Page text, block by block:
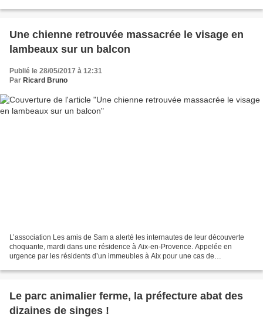
Une chienne retrouvée massacrée le visage en
lambeaux sur un balcon
Publié le 28/05/2017 à 12:31
Par Ricard Bruno
L’association Les amis de Sam a alerté les internautes de leur découverte
choquante, mardi dans une résidence à Aix-en-Provence. Appelée en
urgence par les résidents d’un immeubles à Aix pour une cas de
Le parc animalier ferme, la préfecture abat des
dizaines de singes !